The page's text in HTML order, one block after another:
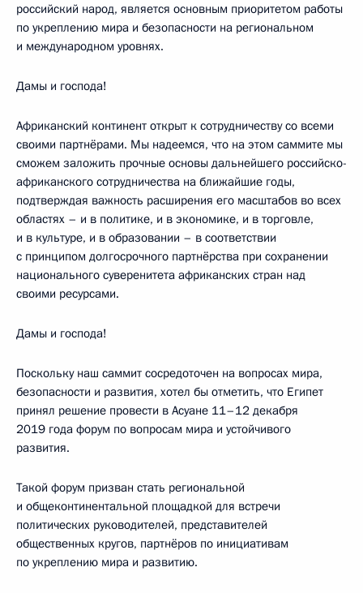
российский народ, является основным приоритетом работы
по укреплению мира и безопасности на региональном
и международном уровнях.
Дамы и господа!
Африканский континент открыт к сотрудничеству со всеми
своими партнёрами. Мы надеемся, что на этом саммите мы
сможем заложить прочные основы дальнейшего российско-
африканского сотрудничества на ближайшие годы,
подтверждая важность расширения его масштабов во всех
областях – и в политике, и в экономике, и в торговле,
и в культуре, и в образовании – в соответствии
с принципом долгосрочного партнёрства при сохранении
национального суверенитета африканских стран над
своими ресурсами.
Дамы и господа!
Поскольку наш саммит сосредоточен на вопросах мира,
безопасности и развития, хотел бы отметить, что Египет
принял решение провести в Асуане 11–12 декабря
2019 года форум по вопросам мира и устойчивого
развития.
Такой форум призван стать региональной
и общеконтинентальной площадкой для встречи
политических руководителей, представителей
общественных кругов, партнёров по инициативам
по укреплению мира и развитию.